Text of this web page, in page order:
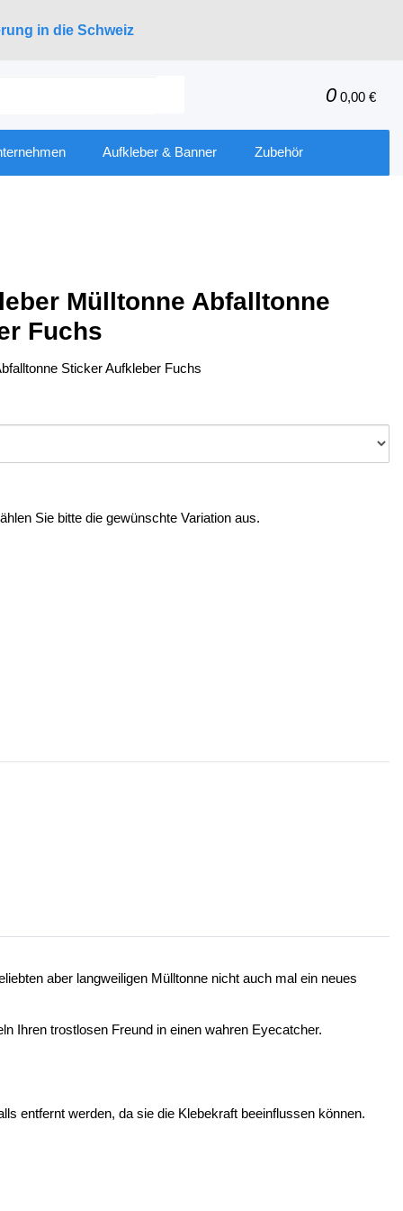
in die Schweiz
0 0,00 €
Aufkleber & Banner Zubehör
Mülltonne Abfalltonne
Fuchs
Sticker Aufkleber Fuchs
Sie bitte die gewünschte Variation aus.
aber langweiligen Mülltonne nicht auch mal ein neues
Ihren trostlosen Freund in einen wahren Eyecatcher.
entfernt werden, da sie die Klebekraft beeinflussen können.